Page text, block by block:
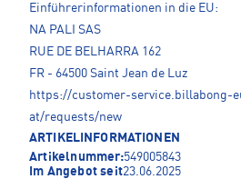
Einführerinformationen in die EU:
NA PALI SAS
RUE DE BELHARRA 162
FR - 64500 Saint Jean de Luz
https://customer-service.billabong-
at/requests/new
ARTIKELINFORMATIONEN
Artikelnummer:549005843
Im Angebot seit23.06.2025